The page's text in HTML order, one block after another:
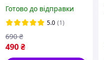
присосками Ø 4-83 мм
Готово до відправки
5.0 (1)
490 ₴
690 ₴